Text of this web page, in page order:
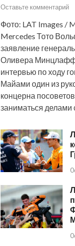
Оставьте комментарий
Фото: LAT Images /
Mercedes Тото
заявление
Оливера
интервью по ходу
Майами один из
концерна
заниматься